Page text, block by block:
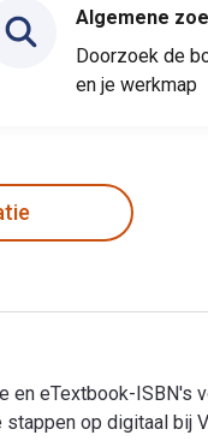
Algemene
Doorzoek de
en je werkmap
en eTextbook-ISBN's
op digitaal bij